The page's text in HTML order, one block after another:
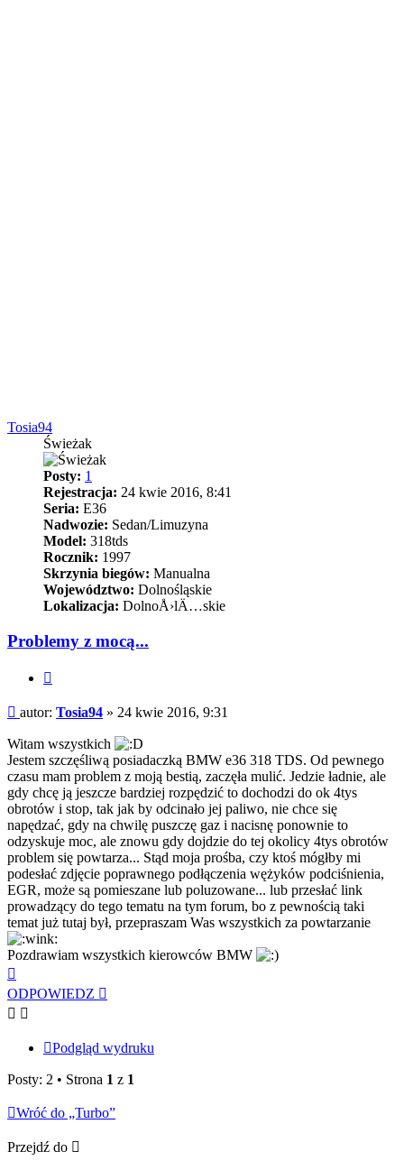
Tosia94
Świeżak
Posty: 1
Rejestracja: 24 kwie 2016, 8:41
Seria: E36
Nadwozie: Sedan/Limuzyna
Model: 318tds
Rocznik: 1997
Skrzynia biegów: Manualna
Województwo: Dolnośląskie
Lokalizacja: DolnoÅ›lÄ…skie
Problemy z mocą...
Post
autor: Tosia94 » 24 kwie 2016, 9:31
Witam wszystkich
Jestem szczęśliwą posiadaczką BMW e36 318 TDS. Od pewnego
czasu mam problem z moją bestią, zaczęła mulić. Jedzie ładnie, ale
gdy chcę ją jeszcze bardziej rozpędzić to dochodzi do ok 4tys
obrotów i stop, tak jak by odcinało jej paliwo, nie chce się
napędzać, gdy na chwilę puszczę gaz i nacisnę ponownie to
odzyskuje moc, ale znowu gdy dojdzie do tej okolicy 4tys obrotów
problem się powtarza... Stąd moja prośba, czy ktoś mógłby mi
podesłać zdjęcie poprawnego podłączenia wężyków podciśnienia,
EGR, może są pomieszane lub poluzowane... lub przesłać link
prowadzący do tego tematu na tym forum, bo z pewnością taki
temat już tutaj był, przepraszam Was wszystkich za powtarzanie
Pozdrawiam wszystkich kierowców BMW
górę
ODPOWIEDZ
Podgląd wydruku
Posty: 2 • Strona 1 z 1
Wróć do „Turbo”
Przejdź do